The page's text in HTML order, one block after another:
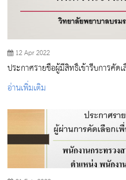
12 Apr 2022
ประกาศรายชื่อผู้มีสิทธิ์เข้ารีบการคัด
อ่านเพิ่มเติม